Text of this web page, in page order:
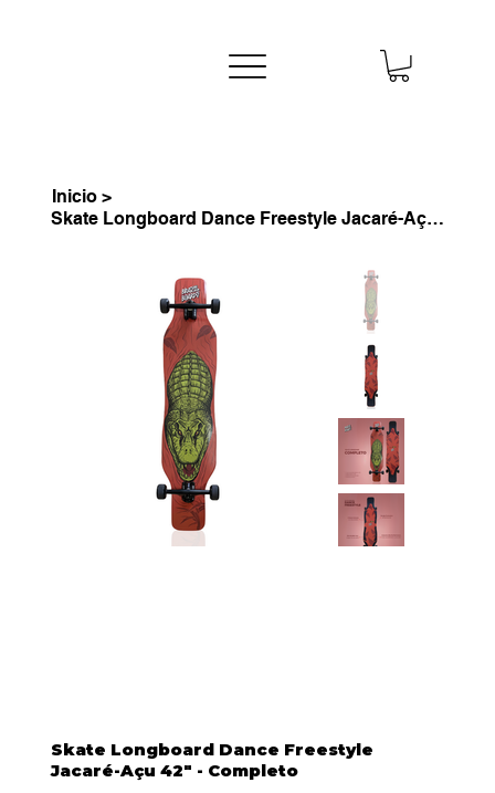
Inicio >
Skate Longboard Dance Freestyle Jacaré-Açu 42" - Completo
Skate Longboard Dance Freestyle
Jacaré-Açu 42" - Completo